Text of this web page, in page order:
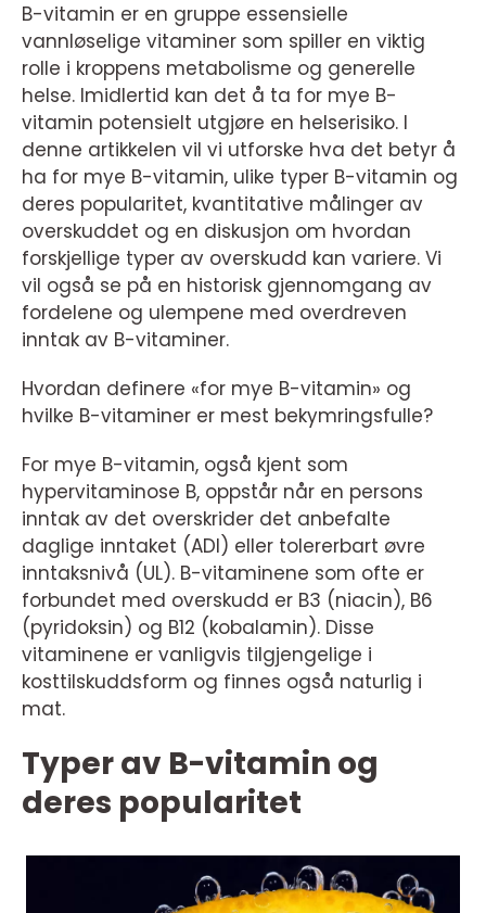
B-vitamin er en gruppe essensielle
vannløselige vitaminer som spiller en viktig
rolle i kroppens metabolisme og generelle
helse. Imidlertid kan det å ta for mye B-
vitamin potensielt utgjøre en helserisiko. I
denne artikkelen vil vi utforske hva det betyr å
ha for mye B-vitamin, ulike typer B-vitamin og
deres popularitet, kvantitative målinger av
overskuddet og en diskusjon om hvordan
forskjellige typer av overskudd kan variere. Vi
vil også se på en historisk gjennomgang av
fordelene og ulempene med overdreven
inntak av B-vitaminer.
Hvordan definere «for mye B-vitamin» og
hvilke B-vitaminer er mest bekymringsfulle?
For mye B-vitamin, også kjent som
hypervitaminose B, oppstår når en persons
inntak av det overskrider det anbefalte
daglige inntaket (ADI) eller tolererbart øvre
inntaksnivå (UL). B-vitaminene som ofte er
forbundet med overskudd er B3 (niacin), B6
(pyridoksin) og B12 (kobalamin). Disse
vitaminene er vanligvis tilgjengelige i
kosttilskuddsform og finnes også naturlig i
mat.
Typer av B-vitamin og
deres popularitet